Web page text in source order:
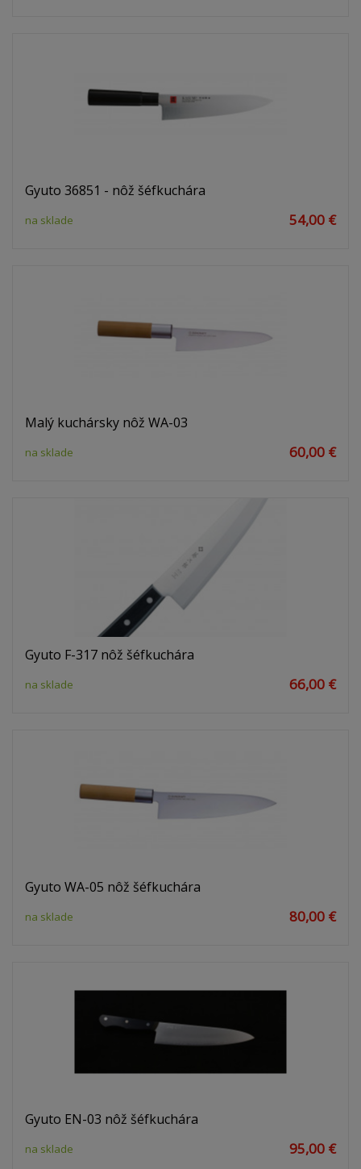
Gyuto 36851 - nôž šéfkuchára
na sklade 54,00 €
Malý kuchársky nôž WA-03
na sklade 60,00 €
Gyuto F-317 nôž šéfkuchára
na sklade 66,00 €
Gyuto WA-05 nôž šéfkuchára
na sklade 80,00 €
Gyuto EN-03 nôž šéfkuchára
na sklade 95,00 €